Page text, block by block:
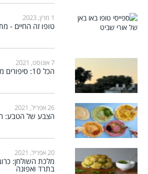
1 מרץ, 2023
טופו זה החיים -
7 אוגוסט, 2021
הכל 10: סיפורים מהחיים בלי מתכונים
26 אפריל, 2021
הצבע של הטבע:
20 אפריל, 2021
מלכת השולחן:
בתרד ואפונה